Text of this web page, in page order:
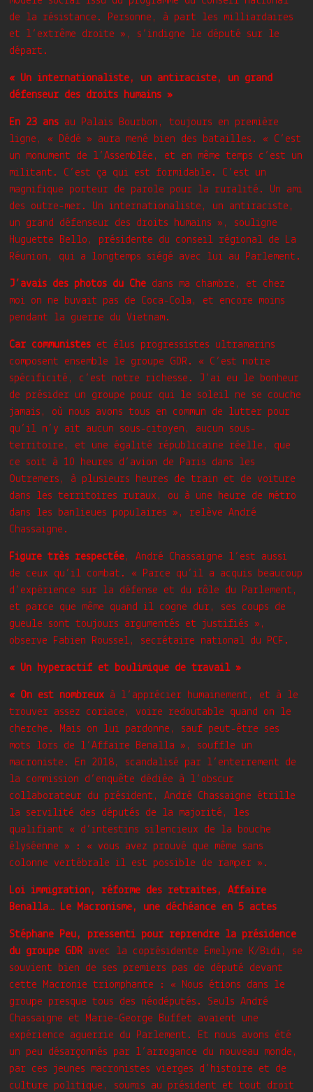
de la résistance. Personne, à part les milliardaires
et l’extrême droite », s’indigne le député sur le
départ.
« Un internationaliste, un antiraciste, un grand
défenseur des droits humains »
En 23 ans au Palais Bourbon, toujours en première
ligne, « Dédé » aura mené bien des batailles. « C’est
un monument de l’Assemblée, et en même temps c’est un
militant. C’est ça qui est formidable. C’est un
magnifique porteur de parole pour la ruralité. Un ami
des outre-mer. Un internationaliste, un antiraciste,
un grand défenseur des droits humains », souligne
Huguette Bello, présidente du conseil régional de La
Réunion, qui a longtemps siégé avec lui au Parlement.
J’avais des photos du Che dans ma chambre, et chez
moi on ne buvait pas de Coca-Cola, et encore moins
pendant la guerre du Vietnam.
Car communistes et élus progressistes ultramarins
composent ensemble le groupe GDR. « C’est notre
spécificité, c’est notre richesse. J’ai eu le bonheur
de présider un groupe pour qui le soleil ne se couche
jamais, où nous avons tous en commun de lutter pour
qu’il n’y ait aucun sous-citoyen, aucun sous-
territoire, et une égalité républicaine réelle, que
ce soit à 10 heures d’avion de Paris dans les
Outremers, à plusieurs heures de train et de voiture
dans les territoires ruraux, ou à une heure de métro
dans les banlieues populaires », relève André
Chassaigne.
Figure très respectée, André Chassaigne l’est aussi
de ceux qu’il combat. « Parce qu’il a acquis beaucoup
d’expérience sur la défense et du rôle du Parlement,
et parce que même quand il cogne dur, ses coups de
gueule sont toujours argumentés et justifiés »,
observe Fabien Roussel, secrétaire national du PCF.
« Un hyperactif et boulimique de travail »
« On est nombreux à l’apprécier humainement, et à le
trouver assez coriace, voire redoutable quand on le
cherche. Mais on lui pardonne, sauf peut-être ses
mots lors de l’Affaire Benalla », souffle un
macroniste. En 2018, scandalisé par l’enterrement de
la commission d’enquête dédiée à l’obscur
collaborateur du président, André Chassaigne étrille
la servilité des députés de la majorité, les
qualifiant « d’intestins silencieux de la bouche
élyséenne » : « vous avez prouvé que même sans
colonne vertébrale il est possible de ramper ».
Loi immigration, réforme des retraites, Affaire
Benalla… Le Macronisme, une déchéance en 5 actes
Stéphane Peu,
pressenti pour reprendre la présidence
du groupe GDR avec la coprésidente Emelyne K/Bidi, se
souvient bien de ses premiers pas de député devant
cette Macronie triomphante : « Nous étions dans le
groupe presque tous des néodéputés. Seuls André
Chassaigne et Marie-George Buffet avaient une
expérience aguerrie du Parlement. Et nous avons été
un peu désarçonnés par l’arrogance du nouveau monde,
par ces jeunes macronistes vierges d’histoire et de
culture politique, soumis au président et tout droit